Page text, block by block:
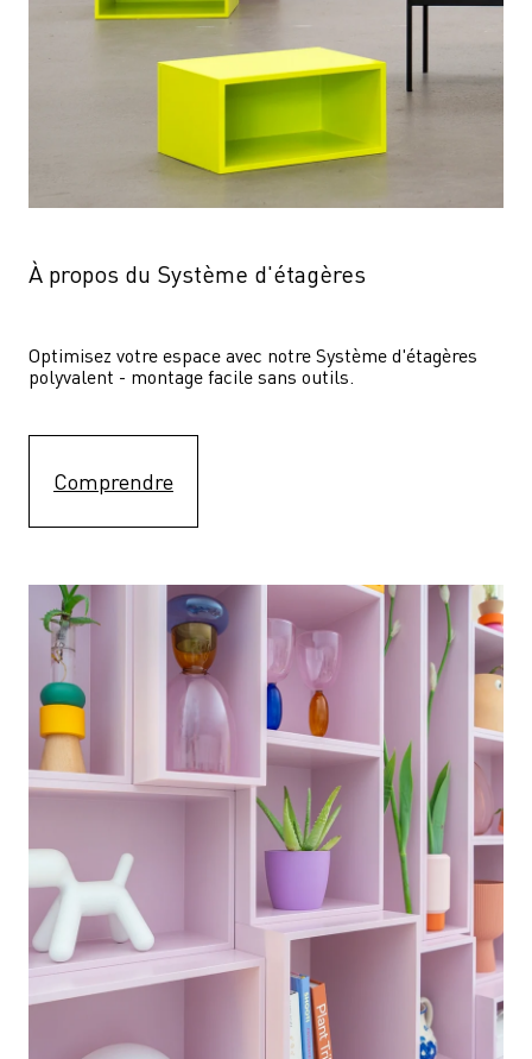
À propos du Système d'étagères
Optimisez votre espace avec notre Système d'étagères
polyvalent - montage facile sans outils.
Comprendre